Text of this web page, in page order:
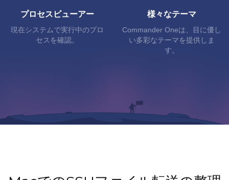
プロセスビューアー
現在システムで実行中のプロ
セスを確認。
様々なテーマ
Commander Oneは、目に優し
い多彩なテーマを提供しま
す。